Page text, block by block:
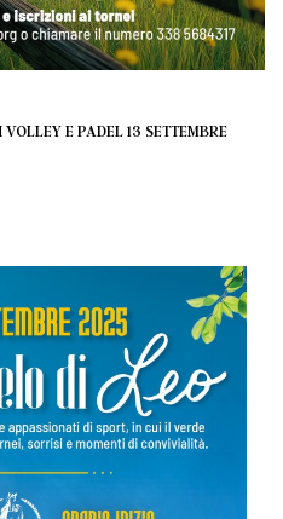
E PADEL 13 SETTEMBRE